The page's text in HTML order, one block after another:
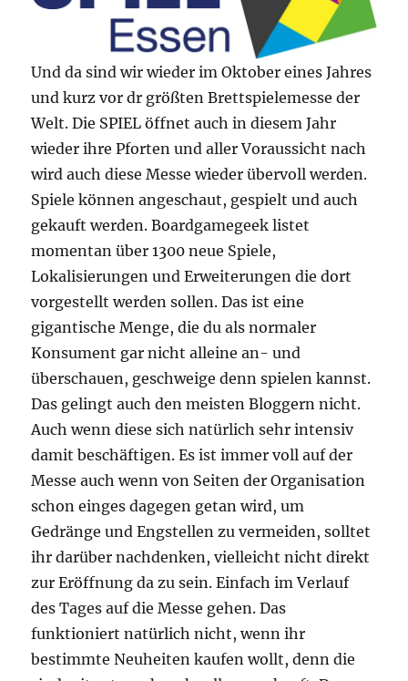
Und da sind wir wieder im Oktober eines Jahres
und kurz vor dr größten Brettspielemesse der
Welt. Die SPIEL öffnet auch in diesem Jahr
wieder ihre Pforten und aller Voraussicht nach
wird auch diese Messe wieder übervoll werden.
Spiele können angeschaut, gespielt und auch
gekauft werden. Boardgamegeek listet
momentan über 1300 neue Spiele,
Lokalisierungen und Erweiterungen die dort
vorgestellt werden sollen. Das ist eine
gigantische Menge, die du als normaler
Konsument gar nicht alleine an- und
überschauen, geschweige denn spielen kannst.
Das gelingt auch den meisten Bloggern nicht.
Auch wenn diese sich natürlich sehr intensiv
damit beschäftigen. Es ist immer voll auf der
Messe auch wenn von Seiten der Organisation
schon einges dagegen getan wird, um
Gedränge und Engstellen zu vermeiden, solltet
ihr darüber nachdenken, vielleicht nicht direkt
zur Eröffnung da zu sein. Einfach im Verlauf
des Tages auf die Messe gehen. Das
funktioniert natürlich nicht, wenn ihr
bestimmte Neuheiten kaufen wollt, denn die